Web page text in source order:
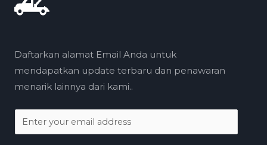
Daftarkan alamat Email Anda untuk
mendapatkan update terbaru dan penawaran
menarik lainnya dari kami..
m